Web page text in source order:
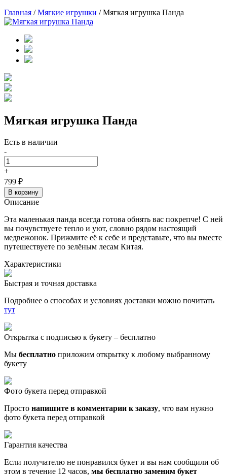
Главная /Мягкие игрушки /Мягкая игрушка Панда
Мягкая игрушка Панда
Есть в наличии
-
+
799 ₽
В корзину
Описание
Эта маленькая панда всегда готова обнять вас покрепче! С ней
вы почувствуете тепло и уют, словно рядом настоящий
медвежонок. Прижмите её к себе и представьте, что вы вместе
путешествуете по зелёным лесам Китая.
Характеристики
Быстрая и точная доставка
Подробнее о способах и условиях доставки можно почитать
тут
Открытка с подписью к букету – бесплатно
Мы бесплатно приложим открытку к любому выбранному
букету
Фото букета перед отправкой
Просто напишите в комментарии к заказу, что вам нужно
фото букета перед отправкой
Гарантия качества
Если получателю не понравился букет и вы нам сообщили об
этом в течение 12 часов, мы бесплатно заменим букет